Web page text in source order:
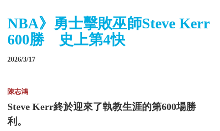
NBA》勇士擊敗巫師Steve Kerr
600勝 史上第4快
2026/3/17
陳志鴻
Steve Kerr終於迎來了執教生涯的第600場勝
利。